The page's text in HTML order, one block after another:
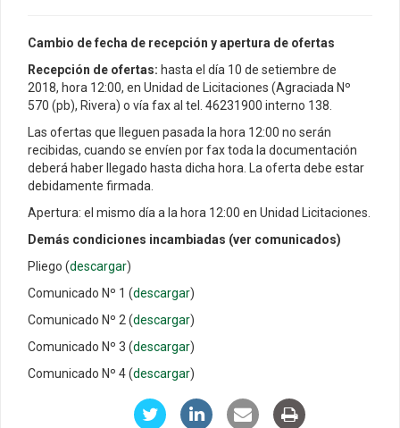
Cambio de fecha de recepción y apertura de ofertas
Recepción de ofertas: hasta el día 10 de setiembre de
2018, hora 12:00, en Unidad de Licitaciones (Agraciada Nº
570 (pb), Rivera) o vía fax al tel. 46231900 interno 138.
Las ofertas que lleguen pasada la hora 12:00 no serán
recibidas, cuando se envíen por fax toda la documentación
deberá haber llegado hasta dicha hora. La oferta debe estar
debidamente firmada.
Apertura: el mismo día a la hora 12:00 en Unidad Licitaciones.
Demás condiciones incambiadas (ver comunicados)
Pliego (descargar)
Comunicado Nº 1 (descargar)
Comunicado Nº 2 (descargar)
Comunicado Nº 3 (descargar)
Comunicado Nº 4 (descargar)